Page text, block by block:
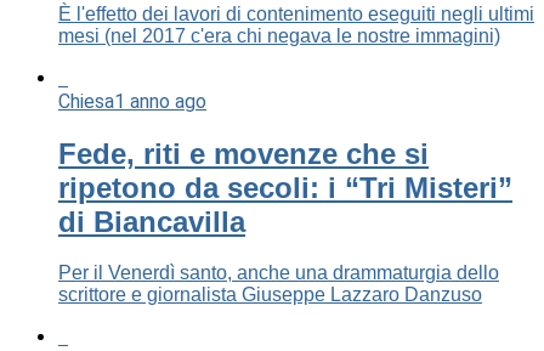
È l'effetto dei lavori di contenimento eseguiti negli ultimi
mesi (nel 2017 c'era chi negava le nostre immagini)
Chiesa1 anno ago
Fede, riti e movenze che si
ripetono da secoli: i “Tri Misteri”
di Biancavilla
Per il Venerdì santo, anche una drammaturgia dello
scrittore e giornalista Giuseppe Lazzaro Danzuso